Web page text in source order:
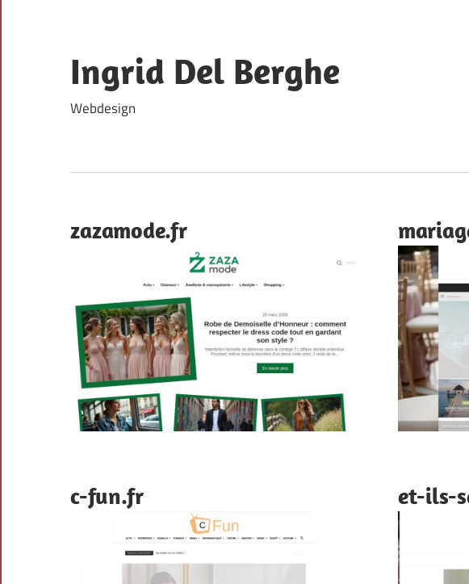
content
Ingrid Del Berghe
Webdesign
zazamode.fr
c-fun.fr et-ils-